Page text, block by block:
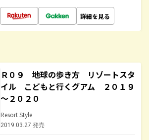
詳細を見る
Ｒ０９ 地球の歩き方 リゾートスタ
イル こどもと行くグアム ２０１９
～２０２０
Resort Style
2019.03.27 発売